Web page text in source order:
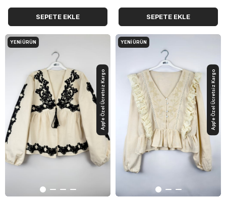
SEPETE EKLE SEPETE EKLE
YENI ÜRÜN
App'e Özel Ücretsiz Kargo
YENI ÜRÜN
App'e Özel Ücretsiz Kargo